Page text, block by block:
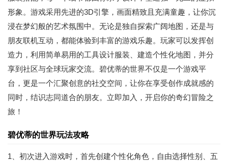
形象。游戏采用先进的3D引擎，画面精致且充满童趣，让你沉
浸在梦幻般的艺术氛围中。无论是独自探索广阔地图，还是与
朋友联机互动，都能体验到丰富的游戏乐趣。玩家可以发挥创
造力，利用简单易用的工具设计服装、建造个性化地图，并分
享到社区与全球玩家交流。碧优蒂的世界不仅是一个游戏平
台，更是一个汇聚创意的社交空间，让你在享受创作成就感的
同时，结识志同道合的朋友。立即加入，开启你的奇幻冒险之
旅！
碧优蒂的世界玩法攻略
1、初次进入游戏时，首先创建个性化角色，自由选择性别、五